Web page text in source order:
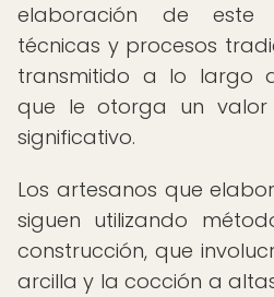
elaboración de este
técnicas y procesos
transmitido a lo largo
que le otorga un
significativo.
Los artesanos que
siguen utilizando
construcción, que
arcilla y la cocción a